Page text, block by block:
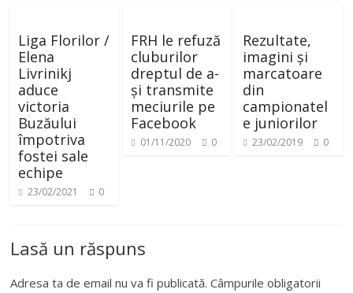
Liga Florilor /
Elena
Livrinikj
aduce
victoria
Buzăului
împotriva
fostei sale
echipe
23/02/2021 0
FRH le refuză
cluburilor
dreptul de a-
și transmite
meciurile pe
Facebook
01/11/2020 0
Rezultate,
imagini și
marcatoare
din
campionatel
e juniorilor
23/02/2019 0
Lasă un răspuns
Adresa ta de email nu va fi publicată. Câmpurile obligatorii